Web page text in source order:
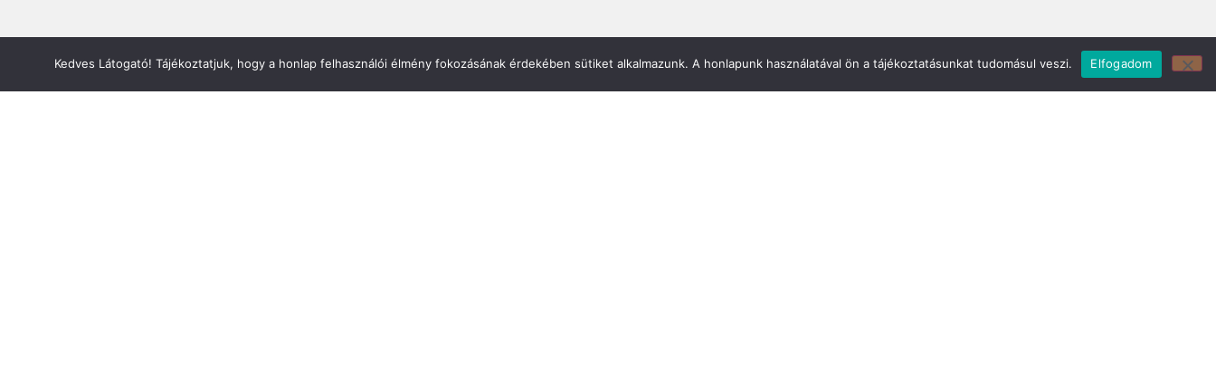
Információ
Bejelentkezés
7100 Szekszárd, Fáy András u. 29
E-mail cím:
7150 Bonyhád, Piac tér 8.
E-mail cím:
Kedves Látogató! Tájékoztatjuk, hogy a honlap felhasználói élmény fokozásának érdekében sütiket alkalmazunk. A honlapunk használatával ön a tájékoztatásunkat tudomásul veszi. Elfogadom